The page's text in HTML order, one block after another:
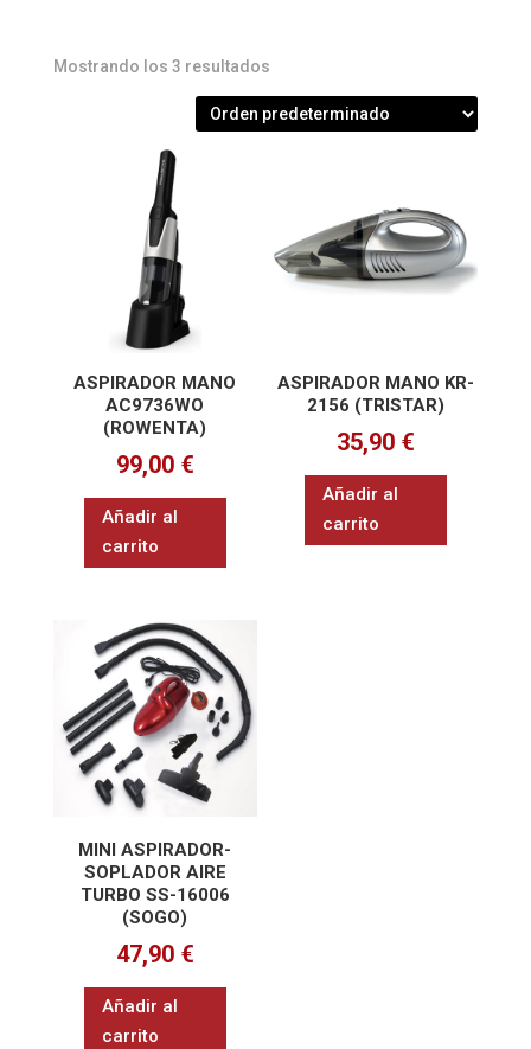
Mostrando los 3 resultados
ASPIRADOR MANO
AC9736WO
(ROWENTA)
99,00 €
Añadir al
carrito
ASPIRADOR MANO KR-
2156 (TRISTAR)
35,90 €
Añadir al
carrito
MINI ASPIRADOR-
SOPLADOR AIRE
TURBO SS-16006
(SOGO)
47,90 €
Añadir al
carrito